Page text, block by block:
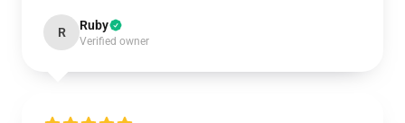
R Ruby
Verified owner